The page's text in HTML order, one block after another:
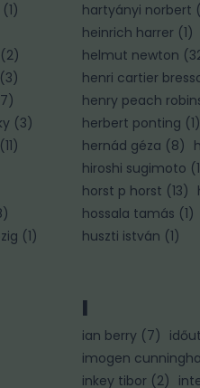
(1)
(2)
(3)
7)
(3)
(11)
)
(1)
hartyányi norbert (
heinrich harrer (1)
helmut newton (
henri cartier
henry peach
herbert ponting (1)
hernád géza (8)
hiroshi sugimoto (
horst p horst (13)
hossala tamás (1)
huszti istván (1)
I
ian berry (7)
imogen
inkey tibor (2)